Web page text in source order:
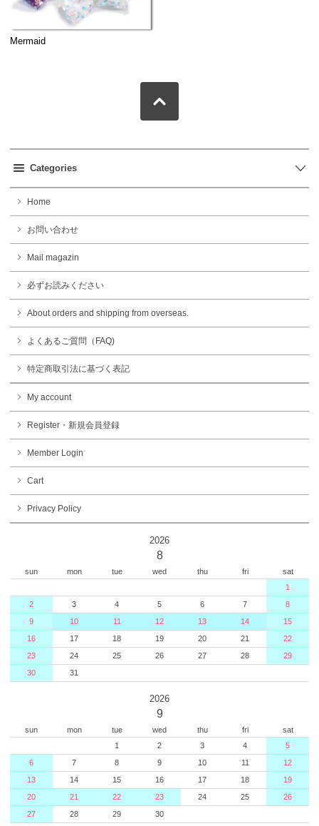
Mermaid
Categories
Home
お問い合わせ
Mail magazin
必ずお読みください
About orders and shipping from overseas.
よくあるご質問（FAQ)
特定商取引法に基づく表記
My account
Register・新規会員登録
Member Login
Cart
Privacy Policy
2026
8
sun mon tue wed thu fri
sat
1
2
3 4 5 6 7
8
9
10 11 12 13 14
15
16
17 18 19 20 21
22
23
24 25 26 27 28
29
30
31
2026
9
sun mon tue wed thu fri
sat
1
2 3 4
5
6
7 8 9 10 11
12
13
14 15 16 17 18
19
20
21 22 23 24 25
26
27
28 29 30